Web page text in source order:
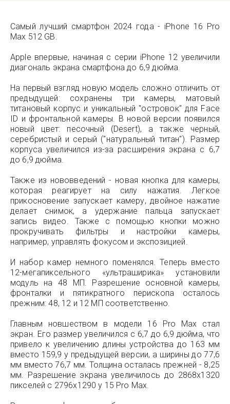
Самый лучший смартфон 2024 года - iPhone 16 Pro
Max 512 GB.
Apple впервые, начиная с серии iPhone 12 увеличили
диагональ экрана смартфона до 6,9 дюйма.
На первый взгляд новую модель сложно отличить от
предыдущей: сохранены три камеры, матовый
титановый корпус и уникальный "островок" для Face
ID и фронтальной камеры. В новой версии появился
новый цвет: песочный (Desert), а также черный,
серебристый и серый ("натуральный титан"). Размер
корпуса увеличился из-за расширения экрана с 6,7
до 6,9 дюйма.
Также из нововведений - новая кнопка для камеры,
которая реагирует на силу нажатия. Легкое
прикосновение запускает камеру, двойное нажатие
делает снимок, а удержание пальца запускает
запись видео. Также с помощью кнопки можно
прокручивать фильтры и настройки камеры,
например, управлять фокусом и экспозицией.
И набор камер немного поменялся. Теперь вместо
12-мегапиксельного «ультраширика» установили
модуль на 48 МП. Разрешение основной камеры,
фронталки и пятикратного перископа осталось
прежним: 48, 12 и 12 МП соответственно.
Главным новшеством в модели 16 Pro Max стал
экран. Его размер увеличился с 6,7 до 6,9 дюйма, что
привело к увеличению длины устройства до 163 мм
вместо 159,9 у предыдущей версии, а ширины до 77,6
мм вместо 76,7 мм. Толщина осталась прежней - 8,25
мм. Разрешение экрана увеличилось до 2868x1320
пикселей с 2796x1290 у 15 Pro Max.